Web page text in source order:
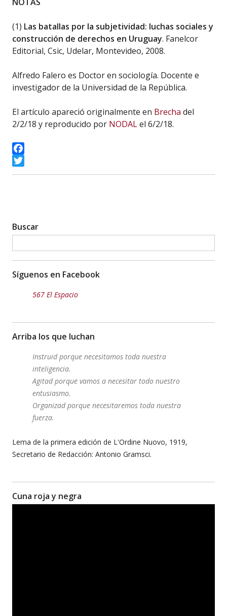
(1) Las batallas por la subjetividad: luchas sociales y
construcción de derechos en Uruguay. Fanelcor
Editorial, Csic, Udelar, Montevideo, 2008.
Alfredo Falero es Doctor en sociología. Docente e
investigador de la Universidad de la República.
El artículo apareció originalmente en Brecha del
2/2/18 y reproducido por NODALel 6/2/18.
Facebook
Twitter
Buscar
Síguenos en Facebook
567 El Espacio
Arriba los que luchan
Instruid porque necesitamos toda nuestra
inteligencia.
Agitad porque vamos a necesitar todo nuestro
entusiasmo.
Organizad porque necesitaremos toda nuestra
fuerza.
Lema de la primera edición de L'Ordine Nuovo, 1919,
Secretario de Redacción: Antonio Gramsci.
Cuna roja y negra